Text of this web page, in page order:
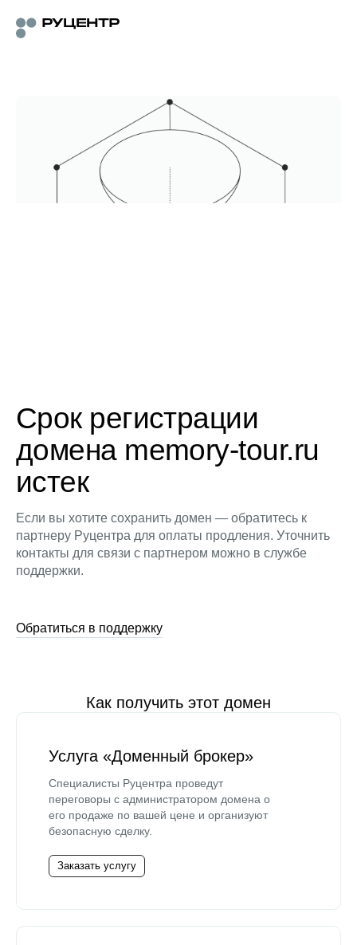
Срок регистрации
домена memory-tour.ru
истек
Если вы хотите сохранить домен — обратитесь к
партнеру Руцентра для оплаты продления. Уточнить
контакты для связи с партнером можно в службе
поддержки.
Обратиться в поддержку
Как получить этот домен
Услуга «Доменный брокер»
Специалисты Руцентра проведут
переговоры с администратором домена о
его продаже по вашей цене и организуют
безопасную сделку.
Заказать услугу